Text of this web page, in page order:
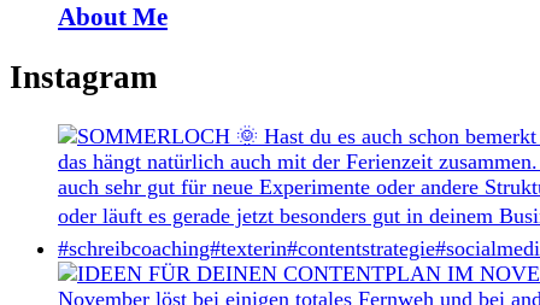
About Me
Instagram